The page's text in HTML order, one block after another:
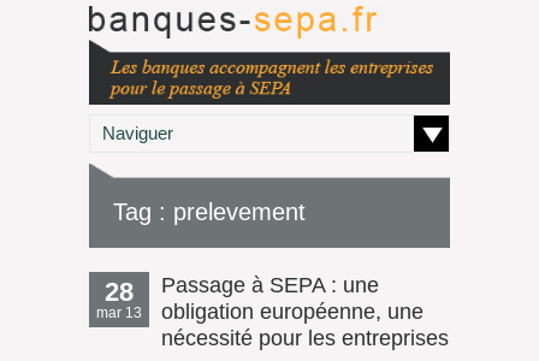
Naviguer
Tag : prelevement
28
mar 13
Passage à SEPA : une
obligation européenne, une
nécessité pour les entreprises